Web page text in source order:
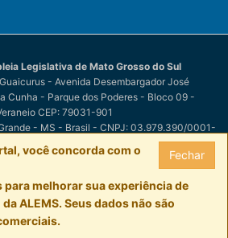
Legislativa de Mato Grosso do Sul
- Avenida Desembargador José
Cunha - Parque dos Poderes - Bloco 09 -
CEP: 79031-901
- MS - Brasil - CNPJ: 03.979.390/0001-
Legislativa de Mato Grosso do Sulpor
Fechar
você concorda com o
para melhorar sua experiência de
ALEMS. Seus dados não são